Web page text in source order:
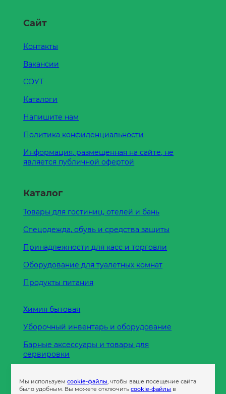
Сайт
Контакты
Вакансии
СОУТ
Каталоги
Напишите нам
Политика конфиденциальности
Информация, размещенная на сайте, не
является публичной офертой
Каталог
Товары для гостиниц, отелей и бань
Спецодежда, обувь и средства защиты
Принадлежности для касс и торговли
Оборудование для туалетных комнат
Продукты питания
Химия бытовая
Уборочный инвентарь и оборудование
Барные аксессуары и товары для
сервировки
Пленка
Мы используемcookie-файлы, чтобы ваше посещение сайта
было удобным. Вы можете отключитьcookie-файлы в